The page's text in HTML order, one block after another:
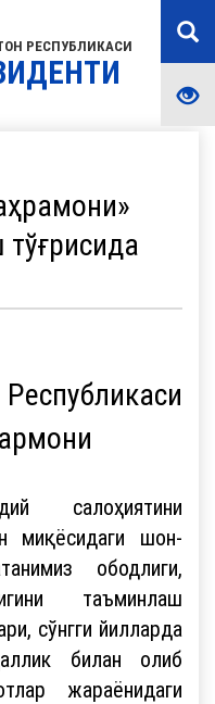
РЕСПУБЛИКАСИ
салоҳиятини
миқёсидаги шон-
ободлиги,
таъминлаш
сўнгги йилларда
билан олиб
жараёнидаги